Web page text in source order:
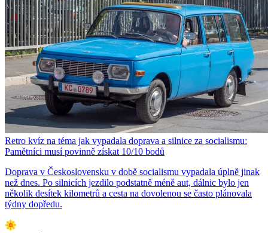
Retro kvíz na téma jak vypadala doprava a silnice za socialismu:
Pamětníci musí povinně získat 10/10 bodů
Doprava v Československu v době socialismu vypadala úplně jinak
než dnes. Po silnicích jezdilo podstatně méně aut, dálnic bylo jen
několik desítek kilometrů a cesta na dovolenou se často plánovala
týdny dopředu.